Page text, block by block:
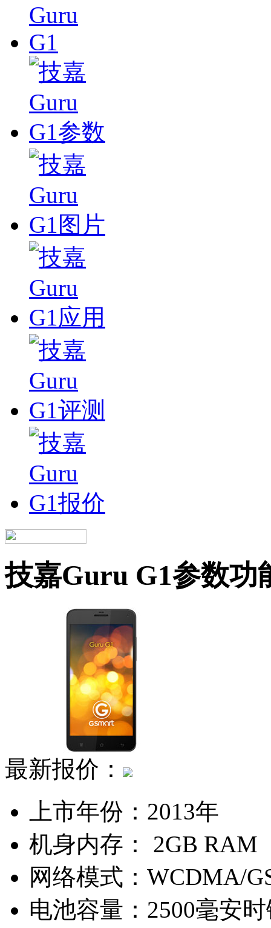
技嘉Guru G1参数功
最新报价：
上市年份： 2013年
机身内存：
2GB RAM
网络模式： WCDMA/
电池容量： 2500毫安